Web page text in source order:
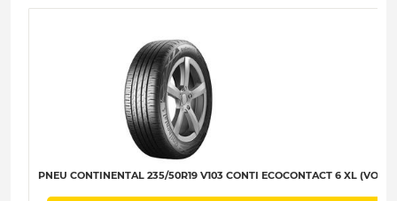
PNEU CONTINENTAL 235/50R19 V103 CONTI ECOCONTACT 6 XL (VOL)